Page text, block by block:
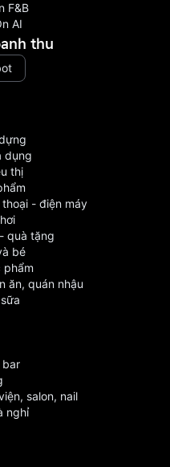
F&B
AI
thu
dụng
thị
- điện máy
quà tặng
bé
phẩm
ăn, quán nhậu
bar
salon, nail
nghỉ